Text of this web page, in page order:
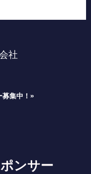
社
募集中！»
ンサー